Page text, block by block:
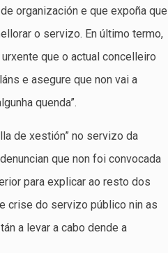
organización e que expoña que
o servizo. En último termo,
que o actual concelleiro
e asegure que non vai a
quenda”.
de xestión” no servizo da
que non foi convocada
para explicar ao resto dos
crise do servizo público nin as
a levar a cabo dende a